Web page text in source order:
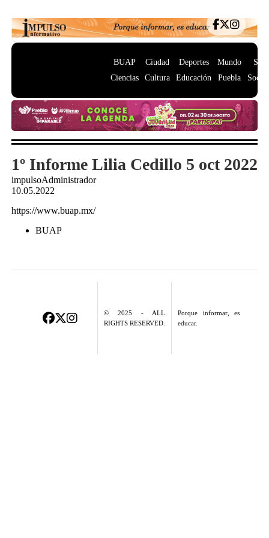
BUAP
Ciencias
Ciudad
Cultura
Deportes
Educación
Mundo
Puebla
1º Informe Lilia Cedillo 5 oct 2022
impulsoAdministrador
10.05.2022
https://www.buap.mx/
BUAP
© 2025 - ALL
RIGHTS RESERVED.
Porque informar, es
educar.